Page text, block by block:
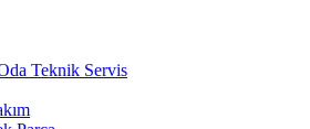
Teknik Servis